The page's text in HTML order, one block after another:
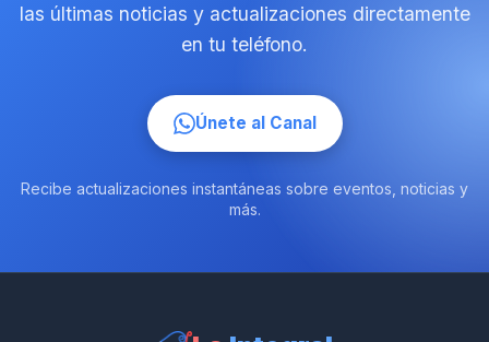
las últimas noticias y actualizaciones directamente
en tu teléfono.
Únete al Canal
Recibe actualizaciones instantáneas sobre eventos, noticias y
más.